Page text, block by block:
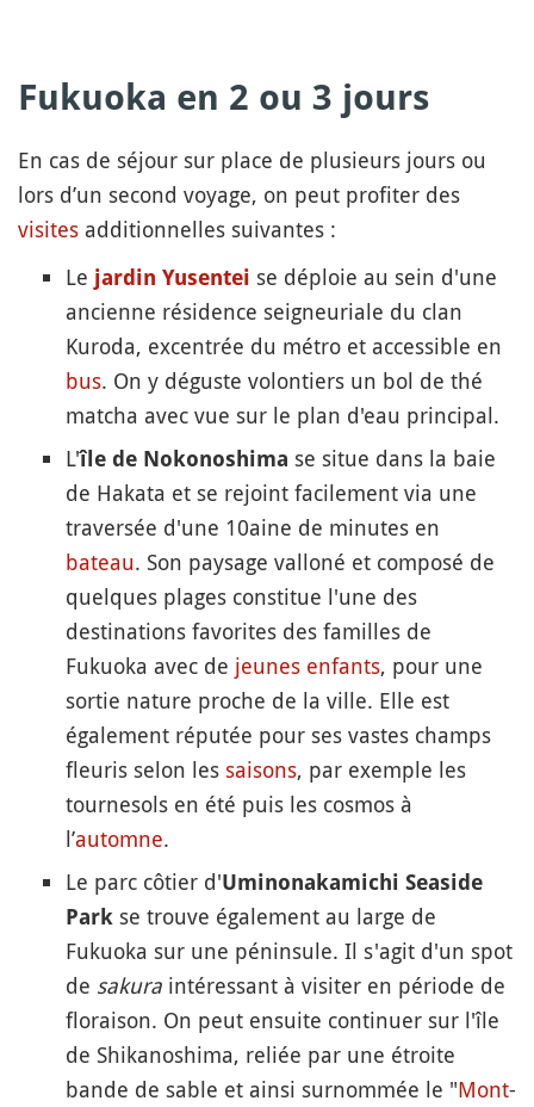
Fukuoka en 2 ou 3 jours
En cas de séjour sur place de plusieurs jours ou
lors d’un second voyage, on peut profiter des
visites additionnelles suivantes :
Le jardin Yusentei se déploie au sein d'une
ancienne résidence seigneuriale du clan
Kuroda, excentrée du métro et accessible en
bus. On y déguste volontiers un bol de thé
matcha avec vue sur le plan d'eau principal.
L'île de Nokonoshima se situe dans la baie
de Hakata et se rejoint facilement via une
traversée d'une 10aine de minutes en
bateau. Son paysage valloné et composé de
quelques plages constitue l'une des
destinations favorites des familles de
Fukuoka avec de jeunes enfants, pour une
sortie nature proche de la ville. Elle est
également réputée pour ses vastes champs
fleuris selon les saisons, par exemple les
tournesols en été puis les cosmos à
l’automne.
Le parc côtier d'Uminonakamichi Seaside
Park se trouve également au large de
Fukuoka sur une péninsule. Il s'agit d'un spot
de sakura intéressant à visiter en période de
floraison. On peut ensuite continuer sur l'île
de Shikanoshima, reliée par une étroite
bande de sable et ainsi surnommée le "Mont-